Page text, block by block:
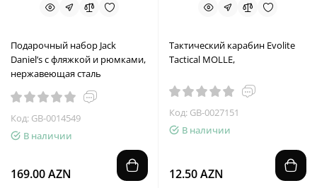
Подарочный набор Jack
Daniel’s с фляжкой и рюмками,
нержавеющая сталь
Код: GB-0014549
В наличии
169.00 AZN
Тактический карабин Evolite
Tactical MOLLE,
Код: GB-0027151
В наличии
12.50 AZN